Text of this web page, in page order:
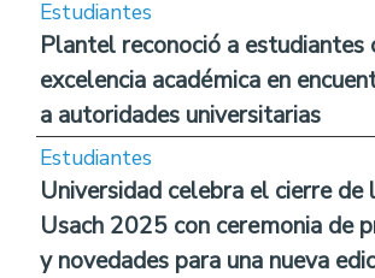
Estudiantes
Plantel reconoció a estudiantes
excelencia académica en
a autoridades universitarias
Estudiantes
Universidad celebra el cierre de
Usach 2025 con ceremonia de
y novedades para una nueva